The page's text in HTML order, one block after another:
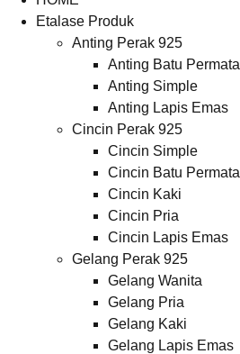
Etalase Produk
Anting Perak 925
Anting Batu Permata
Anting Simple
Anting Lapis Emas
Cincin Perak 925
Cincin Simple
Cincin Batu Permata
Cincin Kaki
Cincin Pria
Cincin Lapis Emas
Gelang Perak 925
Gelang Wanita
Gelang Pria
Gelang Kaki
Gelang Lapis Emas